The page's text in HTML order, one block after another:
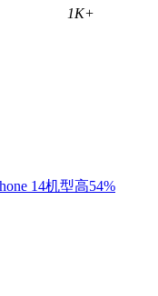
1K+
14机型高54%